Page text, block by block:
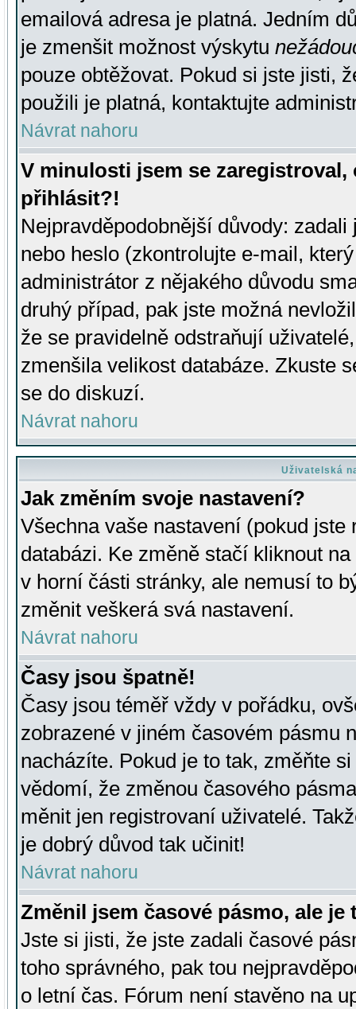
emailová adresa je platná. Jedním
je zmenšit možnost výskytu
pouze obtěžovat. Pokud si jste jisti,
použili je platná, kontaktujte
Návrat nahoru
V minulosti jsem se
přihlásit?!
Nejpravděpodobnější důvody:
nebo heslo (zkontrolujte e-mail,
administrátor z nějakého důvodu
druhý případ, pak jste možná
že se pravidelně odstraňují
zmenšila velikost databáze. Zkuste
se do diskuzí.
Návrat nahoru
Uživatelská
Jak změním svoje nastavení?
Všechna vaše nastavení (pokud
databázi. Ke změně stačí kliknout
v horní části stránky, ale nemusí to
změnit veškerá svá nastavení.
Návrat nahoru
Časy jsou špatně!
Časy jsou téměř vždy v pořádku,
zobrazené v jiném časovém pásmu
nacházíte. Pokud je to tak, změňte
vědomí, že změnou časového
měnit jen registrovaní uživatelé.
je dobrý důvod tak učinit!
Návrat nahoru
Změnil jsem časové pásmo, ale je
Jste si jisti, že jste zadali časové
toho správného, pak tou
o letní čas. Fórum není stavěno na